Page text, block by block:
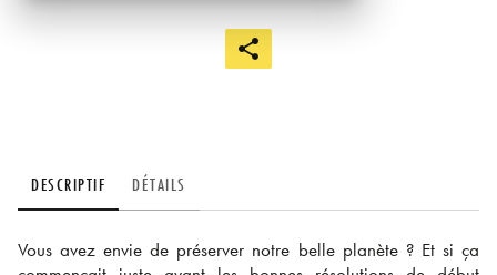
DESCRIPTIF DÉTAILS
Vous avez envie de préserver notre belle planète ? Et si ça